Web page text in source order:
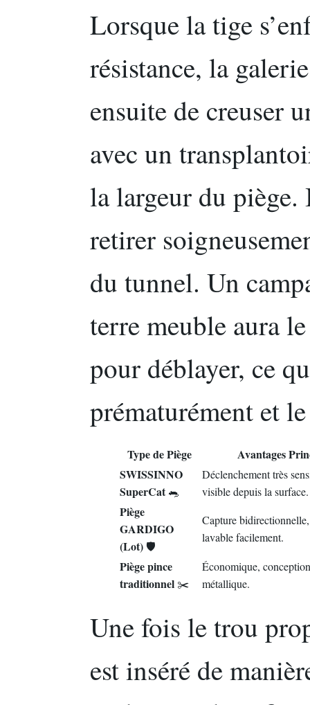
Lorsque la tige
résistance, la
ensuite de creuser
avec un
la largeur du
retirer
du tunnel. Un
terre meuble aura
pour déblayer, ce
prématurément et
Type de Piège
Avantages
SWISSINNO
SuperCat🐀
Déclenchement très
visible depuis la surface.
Piège
GARDIGO
(Lot) 🛡️
Capture
lavable facilement.
Piège pince
traditionnel ✂️
Économique,
métallique.
Une fois le trou
est inséré de